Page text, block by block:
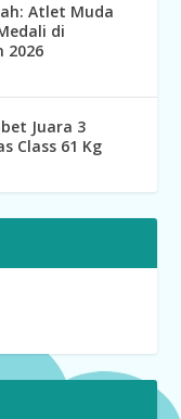
Atlet Muda
di
2026
Juara 3
Class 61 Kg